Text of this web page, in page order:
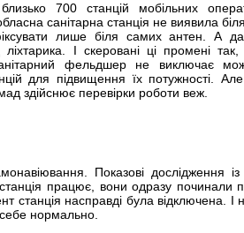
700 станцій мобільних
санітарна станція не виявила
лише біля самих антен. А
І скеровані ці промені
фельдшер не виключає
для підвищення їх потужності.
здійснює перевірки роботи веж.
Показові дослідження
працює, вони одразу починали
станція насправді була відключена. І
нормально.